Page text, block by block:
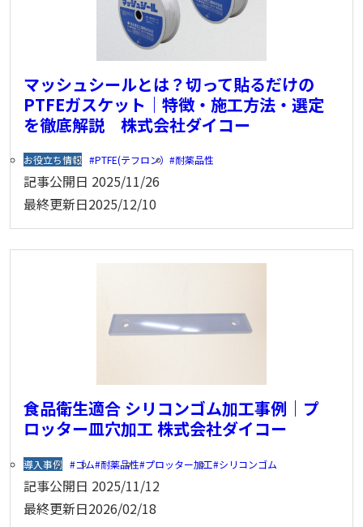
マッシュシールとは？切って貼るだけの
PTFEガスケット｜特徴・施工方法・選定
を徹底解説 株式会社ダイコー
お役立ち情報 PTFE(テフロン） 耐薬品性
記事公開日 2025/11/26
最終更新日2025/12/10
食品衛生適合 シリコンゴム加工事例｜プ
ロッター皿穴加工 株式会社ダイコー
導入事例 ゴム 耐薬品性 プロッター加工 シリコンゴム
記事公開日 2025/11/12
最終更新日2026/02/18